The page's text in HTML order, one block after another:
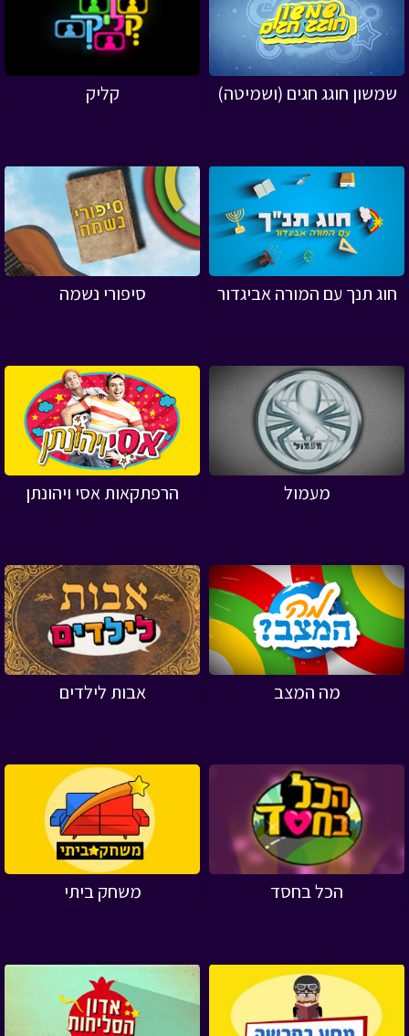
שמשון חוגג חגים (ושמיטה) קליק
חוג תנך עם המורה אביגדור סיפורי נשמה
מעמול הרפתקאות אסי ויהונתן
מה המצב אבות לילדים
הכל בחסד משחק ביתי